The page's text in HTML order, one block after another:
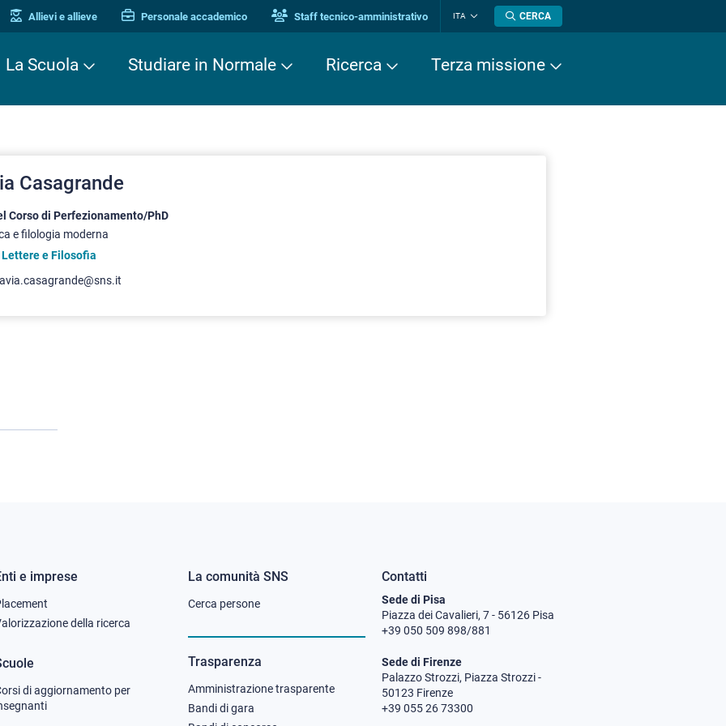
Allievi e allieve Personale accademico Staff tecnico-amministrativo ITA
lingua
CERCA
La Scuola Studiare in Normale Ricerca Terza missione
Casagrande
Corso di Perfezionamento/PhD
e filologia moderna
Lettere e Filosofia
e imprese
della ricerca
di aggiornamento per
Footer
column
3
La comunità SNS
Cerca persone
Trasparenza
Amministrazione trasparente
Bandi di gara
Contatti
Sede di Pisa
Piazza dei Cavalieri, 7 - 56126 Pisa
+39 050 509 898/881
Sede di Firenze
Palazzo Strozzi, Piazza Strozzi -
50123 Firenze
+39 055 26 73300